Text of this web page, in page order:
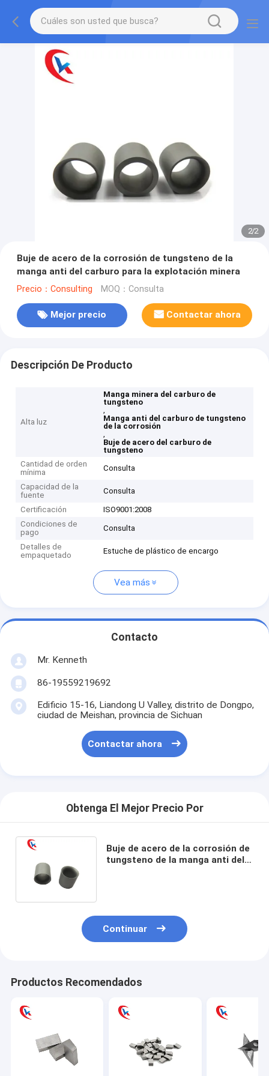
2/2
Buje de acero de la corrosión de tungsteno de la
manga anti del carburo para la explotación minera
Precio：Consulting MOQ：Consulta
Mejor precio Contactar ahora
Descripción De Producto
Alta luz
Manga minera del carburo de
tungsteno
,
Manga anti del carburo de tungsteno
de la corrosión
,
Buje de acero del carburo de
tungsteno
Cantidad de orden
mínima
Consulta
Capacidad de la
fuente
Consulta
Certificación
ISO9001:2008
Condiciones de
pago
Consulta
Detalles de
empaquetado
Estuche de plástico de encargo
Vea más
Contacto
Mr. Kenneth
86-19559219692
Edificio 15-16, Liandong U Valley, distrito de Dongpo,
ciudad de Meishan, provincia de Sichuan
Contactar ahora
Obtenga El Mejor Precio Por
Buje de acero de la corrosión de
tungsteno de la manga anti del
Continuar
Productos Recomendados